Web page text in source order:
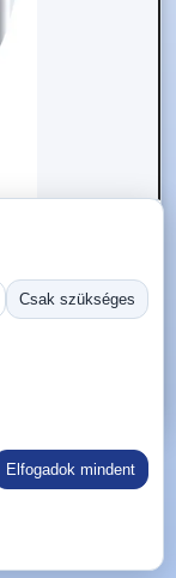
rögzített
200 kg 1 db
Csak szükséges
Elfogadok mindent